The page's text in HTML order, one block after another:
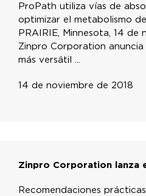
ProPath utiliza vías de
optimizar el metabolismo
PRAIRIE, Minnesota, 14 de
Zinpro Corporation
más versátil ...
14 de noviembre de 2018
Zinpro Corporation lanza
Recomendaciones